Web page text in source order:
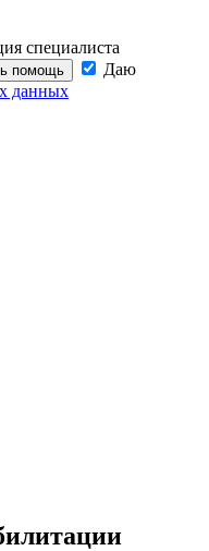
специалиста
помощь
Даю
данных